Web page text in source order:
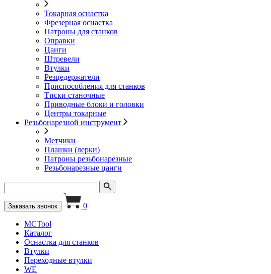
Токарная оснастка
Фрезерная оснастка
Патроны для станков
Оправки
Цанги
Штревели
Втулки
Резцедержатели
Приспособления для станков
Тиски станочные
Приводные блоки и головки
Центры токарные
Резьбонарезной инструмент
Метчики
Плашки (лерки)
Патроны резьбонарезные
Резьбонарезные цанги
Заказать звонок 0
MCTool
Каталог
Оснастка для станков
Втулки
Переходные втулки
WE